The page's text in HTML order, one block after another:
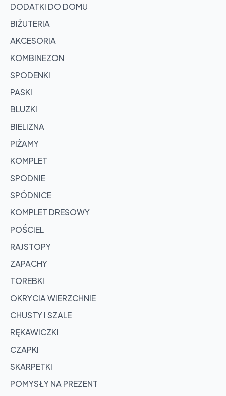
DODATKI DO DOMU
BIŻUTERIA
AKCESORIA
KOMBINEZON
SPODENKI
PASKI
BLUZKI
BIELIZNA
PIŻAMY
KOMPLET
SPODNIE
SPÓDNICE
KOMPLET DRESOWY
POŚCIEL
RAJSTOPY
ZAPACHY
TOREBKI
OKRYCIA WIERZCHNIE
CHUSTY I SZALE
RĘKAWICZKI
CZAPKI
SKARPETKI
POMYSŁY NA PREZENT